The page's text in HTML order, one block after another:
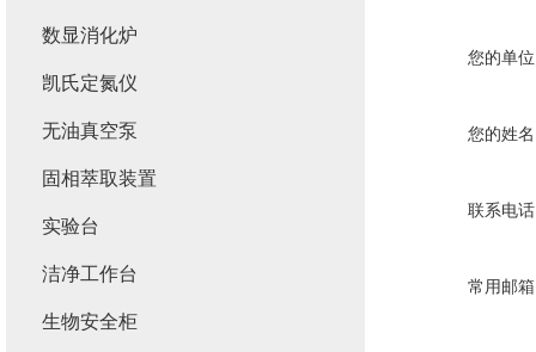
您的单
您的姓
联系电
常用邮
数显消化炉
凯氏定氮仪
无油真空泵
固相萃取装置
实验台
洁净工作台
生物安全柜